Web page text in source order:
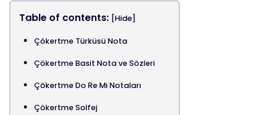
Table of contents: [Hide]
Çökertme Türküsü Nota
Çökertme Basit Nota ve Sözleri
Çökertme Do Re Mi Notaları
Çökertme Solfej